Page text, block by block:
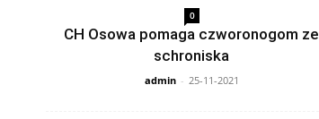
0
CH Osowa pomaga czworonogom ze
schroniska
admin - 25-11-2021